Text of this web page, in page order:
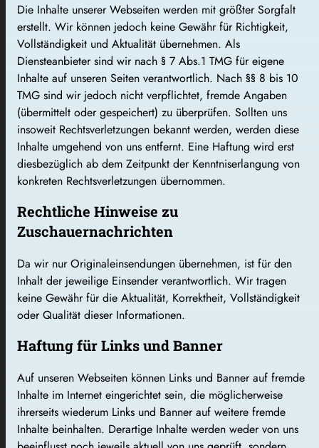
Die Inhalte unserer Webseiten werden mit größter Sorgfalt
erstellt. Wir können jedoch keine Gewähr für Richtigkeit,
Vollständigkeit und Aktualität übernehmen. Als
Diensteanbieter sind wir nach § 7 Abs.1 TMG für eigene
Inhalte auf unseren Seiten verantwortlich. Nach §§ 8 bis 10
TMG sind wir jedoch nicht verpflichtet, fremde Angaben
(übermittelt oder gespeichert) zu überprüfen. Sollten uns
insoweit Rechtsverletzungen bekannt werden, werden diese
Inhalte umgehend von uns entfernt. Eine Haftung wird erst
diesbezüglich ab dem Zeitpunkt der Kenntniserlangung von
konkreten Rechtsverletzungen übernommen.
Rechtliche Hinweise zu
Zuschauernachrichten
Da wir nur Originaleinsendungen übernehmen, ist für den
Inhalt der jeweilige Einsender verantwortlich. Wir tragen
keine Gewähr für die Aktualität, Korrektheit, Vollständigkeit
oder Qualität dieser Informationen.
Haftung für Links und Banner
Auf unseren Webseiten können Links und Banner auf fremde
Inhalte im Internet eingerichtet sein, die möglicherweise
ihrerseits wiederum Links und Banner auf weitere fremde
Inhalte beinhalten. Derartige Inhalte werden weder von uns